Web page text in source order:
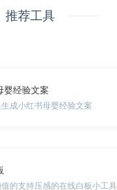
推荐工具
婴经验文案
成小红书母婴经验文案
的支持压感的在线白板小工具